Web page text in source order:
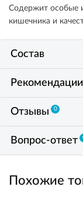
Содержит особые
кишечника и
Состав
Рекомендации
Отзывы 0
Вопрос-ответ
Похожие